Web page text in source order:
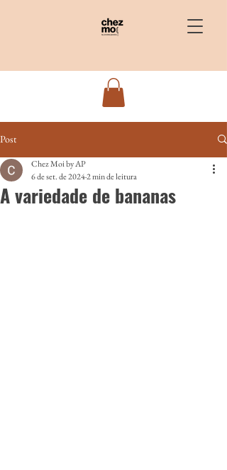
Post
A variedade de bananas
Chez Moi by AP
6 de set. de 20242 min de leitura